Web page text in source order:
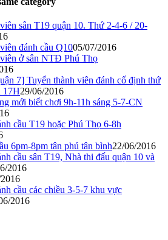
sân T19 quận 10. Thứ 2-4-6 / 20-
đánh cầu Q1005/07/2016
ở sân NTĐ Phú Thọ
7] Tuyển thành viên đánh cố định thứ
17H29/06/2016
mới biết chơi 9h-11h sáng 5-7-CN
cầu T19 hoặc Phú Thọ 6-8h
6pm-8pm tân phú tân bình22/06/2016
cầu sân T19, Nhà thi đấu quận 10 và
2016
cầu các chiều 3-5-7 khu vực
2016